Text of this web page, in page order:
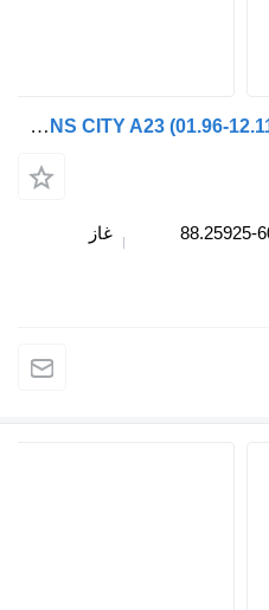
مصباح سقفي MAN LIONS CITY A23 (01.96-12.11) 88259256028 لـ الباصات MAN Lion's bus (1991-)
غاز